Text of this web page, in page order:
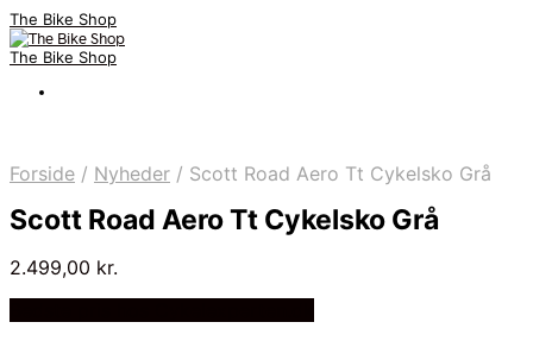
The Bike Shop
The Bike Shop
Forside / Nyheder / Scott Road Aero Tt Cykelsko Grå
Scott Road Aero Tt Cykelsko Grå
2.499,00 kr.